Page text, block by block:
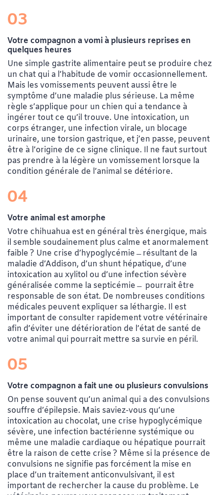
03
Votre compagnon a vomi à plusieurs reprises en
quelques heures
Une simple gastrite alimentaire peut se produire chez
un chat qui a l’habitude de vomir occasionnellement.
Mais les vomissements peuvent aussi être le
symptôme d’une maladie plus sérieuse. La même
règle s’applique pour un chien qui a tendance à
ingérer tout ce qu’il trouve. Une intoxication, un
corps étranger, une infection virale, un blocage
urinaire, une torsion gastrique, et j’en passe, peuvent
être à l’origine de ce signe clinique. Il ne faut surtout
pas prendre à la légère un vomissement lorsque la
condition générale de l’animal se détériore.
04
Votre animal est amorphe
Votre chihuahua est en général très énergique, mais
il semble soudainement plus calme et anormalement
faible ? Une crise d’hypoglycémie ̶ résultant de la
maladie d’Addison, d’un shunt hépatique, d’une
intoxication au xylitol ou d’une infection sévère
généralisée comme la septicémie ̶ pourrait être
responsable de son état. De nombreuses conditions
médicales peuvent expliquer sa léthargie. Il est
important de consulter rapidement votre vétérinaire
afin d’éviter une détérioration de l’état de santé de
votre animal qui pourrait mettre sa survie en péril.
05
Votre compagnon a fait une ou plusieurs convulsions
On pense souvent qu’un animal qui a des convulsions
souffre d’épilepsie. Mais saviez-vous qu’une
intoxication au chocolat, une crise hypoglycémique
sévère, une infection bactérienne systémique ou
même une maladie cardiaque ou hépatique pourrait
être la raison de cette crise ? Même si la présence de
convulsions ne signifie pas forcément la mise en
place d’un traitement anticonvulsivant, il est
important de rechercher la cause du problème. Le